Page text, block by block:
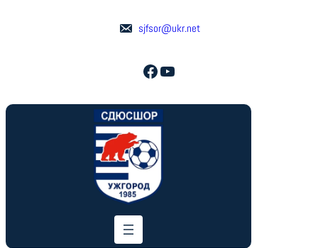
sjfsor@ukr.net
Facebook YouTube